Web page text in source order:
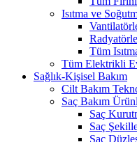
Isıtma ve
Tüm
Tüm Elektrikli
Sağlık-Kişisel Bakım
Cilt Bakım
Saç Bakım
Saç
Saç
Saç